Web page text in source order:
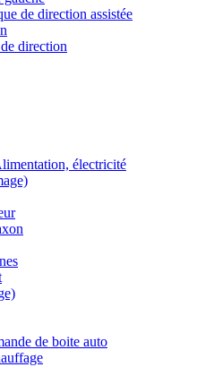
de direction assistée
direction
électricité
de boite auto